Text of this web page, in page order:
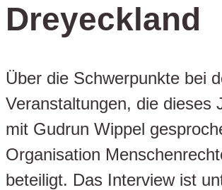
Dreyeckland
Über die Schwerpunkte bei
Veranstaltungen, die dieses
mit Gudrun Wippel
Organisation
beteiligt. Das Interview ist